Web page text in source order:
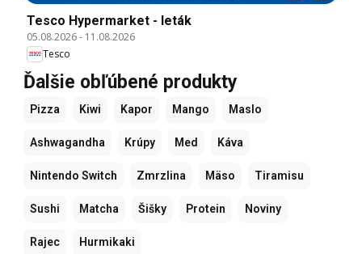
Tesco Hypermarket - leták
05.08.2026- 11.08.2026
Tesco
Ďalšie obľúbené produkty
Pizza Kiwi Kapor Mango Maslo
Ashwagandha Krúpy Med Káva
Nintendo Switch Zmrzlina Mäso Tiramisu
Sushi Matcha Šišky Protein Noviny
Rajec Hurmikaki